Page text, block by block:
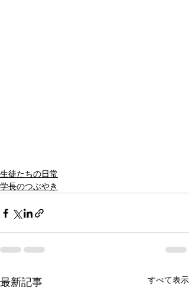
生徒たちの日常
学長のつぶやき
最新記事 すべて表示